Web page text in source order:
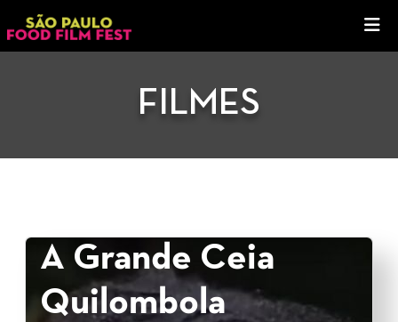
FILMES
A Grande Ceia
Quilombola